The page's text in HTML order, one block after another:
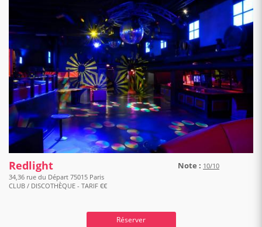
Redlight Note : 10/10
34,36 rue du Départ 75015 Paris
CLUB / DISCOTHÈQUE - TARIF €€
Réserver